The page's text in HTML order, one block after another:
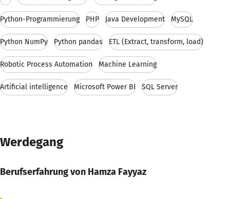
Python-Programmierung PHP Java Development MySQL
Python NumPy Python pandas ETL (Extract, transform, load)
Robotic Process Automation Machine Learning
Artificial intelligence Microsoft Power BI SQL Server
Werdegang
Berufserfahrung von Hamza Fayyaz